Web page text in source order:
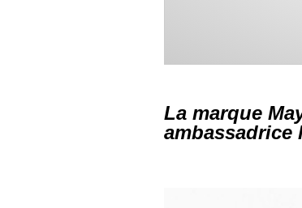
La marque
ambassadrice